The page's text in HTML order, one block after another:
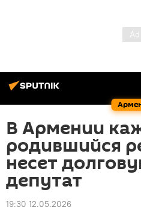
В Армении
родившийся
несет
депутат
19:30 12.05.2026